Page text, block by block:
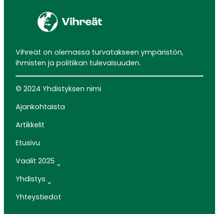
Vihreät on olemassa turvatakseen ympäristön,
ihmisten ja politiikan tulevaisuuden.
© 2024 Yhdistyksen nimi
Ajankohtaista
Artikkelit
Etusivu
Vaalit 2025
Yhdistys
Yhteystiedot